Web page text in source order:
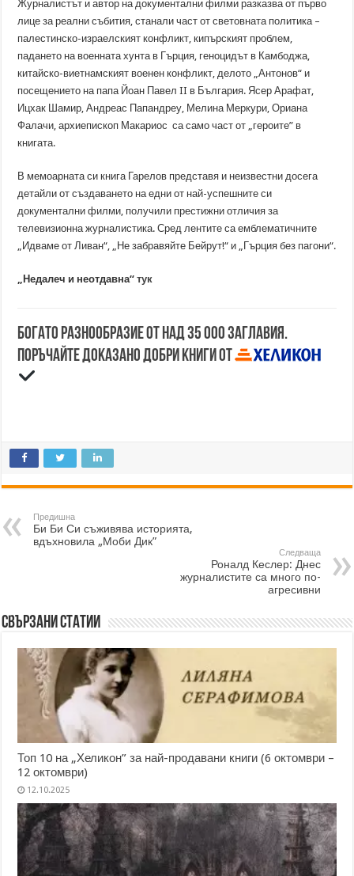
Журналистът и автор на документални филми разказва от първо
лице за реални събития, станали част от световната политика –
палестинско-израелският конфликт, кипърският проблем,
падането на военната хунта в Гърция, геноцидът в Камбоджа,
китайско-виетнамският военен конфликт, делото „Антонов“ и
посещението на папа Йоан Павел II в България. Ясер Арафат,
Ицхак Шамир, Андреас Папандреу, Мелина Меркури, Ориана
Фалачи, архиепископ Макариос са само част от „героите” в
книгата.
В мемоарната си книга Гарелов представя и неизвестни досега
детайли от създаването на едни от най-успешните си
документални филми, получили престижни отличия за
телевизионна журналистика. Сред лентите са емблематичните
„Идваме от Ливан“, „Не забравяйте Бейрут!“ и „Гърция без пагони“.
„Недалеч и неотдавна“тук
Богато разнообразие от над 35 000 заглавия.
Поръчайте доказано добри книги от
Предишна
Би Би Си съживява историята,
вдъхновила „Моби Дик”
Следваща
Роналд Кеслер: Днес
журналистите са много по-
агресивни
Свързани статии
Топ 10 на „Хеликон” за най-продавани книги (6 октомври –
12 октомври)
12.10.2025